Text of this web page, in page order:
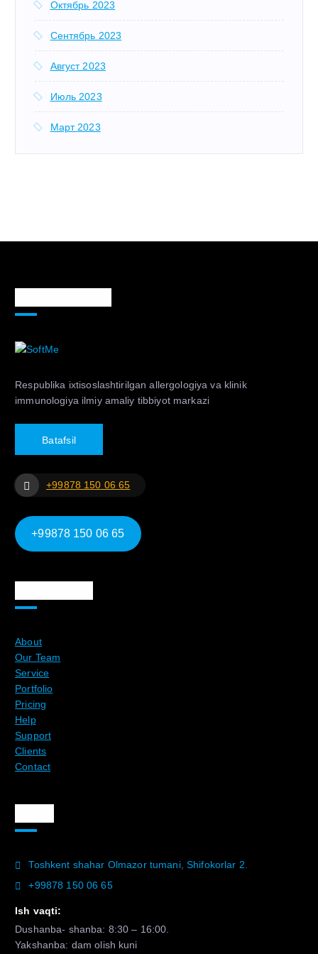
Октябрь 2023
Сентябрь 2023
Август 2023
Июль 2023
Март 2023
Respublika ixtisoslashtirilgan allergologiya va klinik
immunologiya ilmiy amaliy tibbiyot markazi
Batafsil
+99878 150 06 65
+99878 150 06 65
About
Our Team
Service
Portfolio
Pricing
Help
Support
Clients
Contact
Toshkent shahar Olmazor tumani, Shifokorlar 2.
+99878 150 06 65
Ish vaqti:
Dushanba- shanba: 8:30 – 16:00.
Yakshanba: dam olish kuni